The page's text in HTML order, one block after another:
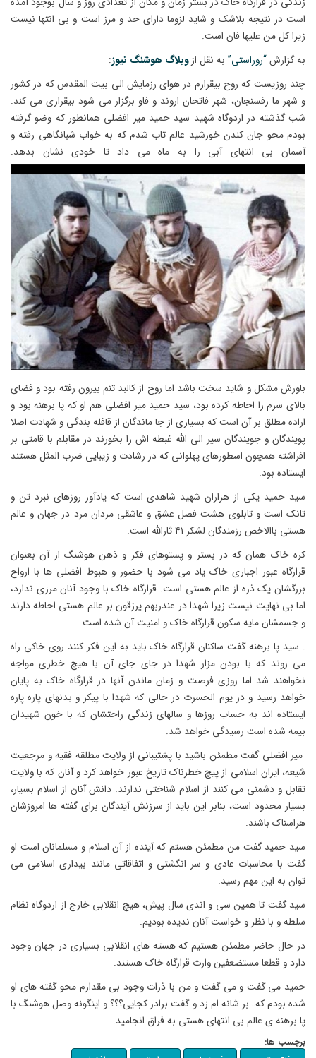
است در نتیجه بلاشک و شاید لزوما دارای حد و مرز است و بی انتها نیست
زیرا کل من علیها فان است.
به گزارش“روراستی” به نقل ازوبلاگ هوشنگ نیوز:
چند روزیست که روح بیقرارم در هوای رزمایش الی بیت المقدس که در کشور
و شهر ما رفسنجان، شهر فاتحان اروند و فاو برگزار می شود بیقراری می کند.
شب گذشته در اردوگاه شهید سید حمید میر افضلی همانطور که وضو گرفته
بودم محو جان کندن خورشید عالم تاب شدم که به خواب شبانگاهی رفته و
آسمان بی انتهای آبی را به ماه می داد تا خودی نشان بدهد.
باورش مشکل و شاید سخت باشد اما روح از کالبد تنم بیرون رفته بود و فضای
بالای سرم را احاطه کرده بود، سید حمید میر افضلی هم او که پا برهنه بود و
اراده مطلق بر آن است که بسیاری از جا ماندگان از قافله بندگی و شهادت اصلا
پویندگان و جویندگان سیر الی الله غبطه اش را بخورند در مقابلم با قامتی بر
افراشته همچون اسطورهای پهلوانی که در رشادت و زیبایی ضرب المثل هستند
ایستاده بود.
سید حمید یکی از هزاران شهید شاهدی است که یادآور روزهای نبرد تن و
تانک است و تابلوی هشت فصل عشق و عاشقی مردان مرد در جهان و عالم
هستی باالاخص رزمندگان لشکر ۴۱ ثارالله است.
کره خاک همان که در بستر و پستوهای فکر و ذهن هوشنگ از آن بعنوان
قرارگاه عبور اجباری خاک یاد می شود با حضور و هبوط افضلی ها با ارواح
بزرگشان یک ذره از عالم هستی است. قرارگاه خاک با وجود آنان مرزی ندارد،
اما بی نهایت نیست زیرا شهدا در عندربهم یرزقون بر عالم هستی احاطه دارند
و جسمشان مایه سکون قرارگاه خاک و امنیت آن شده است
. سید پا برهنه گفت ساکنان قرارگاه خاک باید به این فکر کنند روی خاکی راه
می روند که با بودن مزار شهدا در جای جای آن با هیچ خطری مواجه
نخواهند شد اما روزی فرصت و زمان ماندن آنها در قرارگاه خاک به پایان
خواهد رسید و در یوم الحسرت در حالی که شهدا با پیکر و بدنهای پاره پاره
ایستاده اند به حساب روزها و سالهای زندگی راحتشان که با خون شهیدان
بیمه شده است رسیدگی خواهد شد.
میر افضلی گفت مطمئن باشید با پشتیبانی از ولایت مطلقه فقیه و مرجعیت
شیعه، ایران اسلامی از پیچ خطرناک تاریخ عبور خواهد کرد و آنان که با ولایت
تقابل و دشمنی می کنند از اسلام شناختی ندارند. دانش آنان از اسلام بسیار،
بسیار محدود است، بنابر این باید از سرزنش آیندگان برای گفته ها امروزشان
هراسناک باشند.
سید حمید گفت من مطمئن هستم که آینده از آن اسلام و مسلمانان است او
گفت با محاسبات عادی و سر انگشتی و اتفاقاتی مانند بیداری اسلامی می
توان به این مهم رسید.
سید گفت تا همین سی و اندی سال پیش، هیچ انقلابی خارج از اردوگاه نظام
سلطه و با نظر و خواست آنان ندیده بودیم.
در حال حاضر مطمئن هستیم که هسته های انقلابی بسیاری در جهان وجود
دارد و قطعا مستضعفین وارث قرارگاه خاک هستند.
حمید می گفت و می گفت و من با ذرات وجود بی مقدارم محو گفته های او
شده بودم که…بر شانه ام زد و گفت برادر کجایی؟؟؟ و اینگونه وصل هوشنگ با
پا برهنه ی عالم بی انتهای هستی به فراق انجامید.
برچسب ها: